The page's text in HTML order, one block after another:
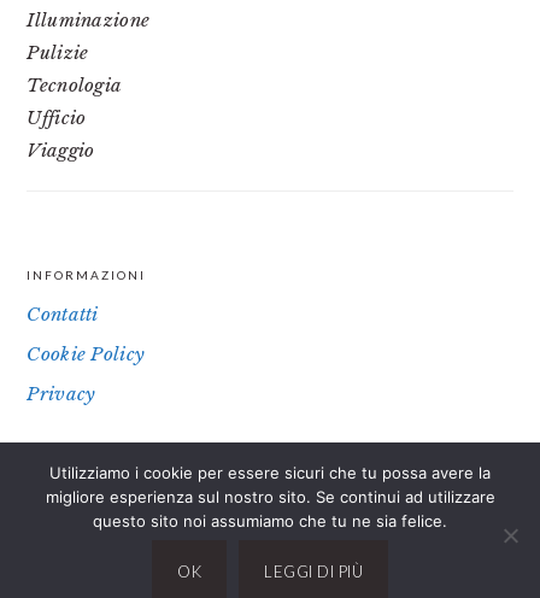
Illuminazione
Pulizie
Tecnologia
Ufficio
Viaggio
FOOTER
INFORMAZIONI
Contatti
Cookie Policy
Privacy
IL SITO PARTECIPA A PROGRAMMI DI AFFILIAZIONE COME IL
PROGRAMMA AFFILIAZIONE AMAZON EU, UN PROGRAMMA DI
AFFILIAZIONE CHE PERMETTE AI SITI WEB DI PERCEPIRE UNA
AL SITO AMAZON.IT. IN QUALITÀ DI AFFILIATO AMAZON, IL PRESENTE
Utilizziamo i cookie per essere sicuri che tu possa avere la
migliore esperienza sul nostro sito. Se continui ad utilizzare
questo sito noi assumiamo che tu ne sia felice.
OK LEGGI DI PIÙ